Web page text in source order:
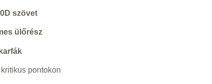
szövet
ülőrész
pontokon